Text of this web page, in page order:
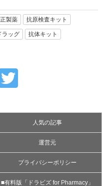
製薬 抗原検査キット
ラッグ 抗体キット
人気の記事
運営元
プライバシーポリシー
■有料版「ドラビズ for Pharmacy」